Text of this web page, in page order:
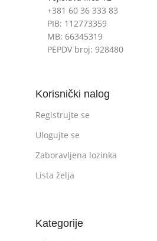
+381 60 36 333 83
PIB: 112773359
MB: 66345319
PEPDV broj: 928480
Korisnički nalog
Registrujte se
Ulogujte se
Zaboravljena lozinka
Lista želja
Kategorije